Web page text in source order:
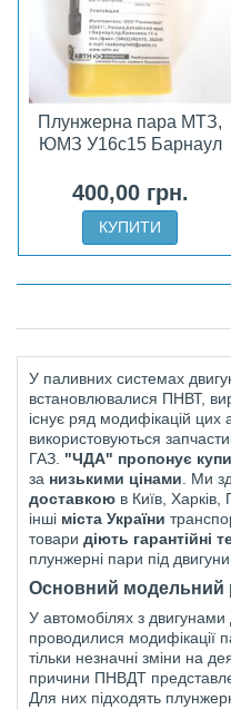
Плунжерна пара МТЗ,
ЮМЗ У16с15 Барнаул
400,00 грн.
КУПИТИ
У паливних системах
встановлювалися ПНВТ,
існує ряд модифікацій цих
використовуються
ГАЗ. "ЧДА" пропонує
за низькими цінами . Ми
доставкою в Київ,
інші міста України
товари діють гарантійні
плунжерні пари під
Основний модельний
У автомобілях з
проводилися модифікації
тільки незначні зміни на
причини ПНВДТ
Для них підходять